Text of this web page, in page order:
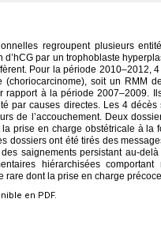
regroupent plusieurs
d’hCG par un trophoblaste
Pour la période 2010–2012,
(choriocarcinome), soit un RMM
rapport à la période 2007–2009.
par causes directes. Les 4
de l’accouchement. Deux
la prise en charge obstétricale à
dossiers ont été tirés des
saignements persistant au-
hiérarchisées
dont la prise en charge
en PDF.